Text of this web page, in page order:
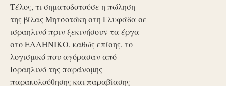
Τέλος, τι σηματοδοτούσε η πώληση
της βίλας Μητσοτάκη στη Γλυφάδα σε
ισραηλινό πριν ξεκινήσουν τα έργα
στο ΕΛΛΗΝΙΚΟ, καθώς επίσης, το
λογισμικό που αγόρασαν από
Ισραηλινό της παράνομης
παρακολούθησης και παραβίασης